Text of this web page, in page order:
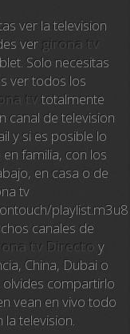
ver la television
ver girona tv
Solo necesitas
ver todos los
tvtotalmente
canal de television
y si es posible lo
familia, con los
en casa o de
tv
playlist.m3u8
canales de
tv Directo y
China, Dubai o
olvides compartirlo
vean en vivo todo
television.